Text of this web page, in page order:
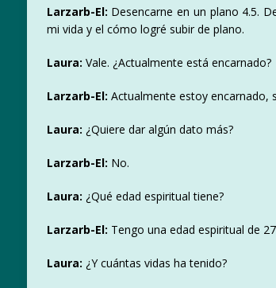
Larzarb-El: Desencarne en un plano 4.5.
mi vida y el cómo logré subir de plano.
Laura: Vale. ¿Actualmente está encarnado?
Larzarb-El: Actualmente estoy encarnado,
Laura: ¿Quiere dar algún dato más?
Larzarb-El: No.
Laura: ¿Qué edad espiritual tiene?
Larzarb-El: Tengo una edad espiritual de
Laura: ¿Y cuántas vidas ha tenido?